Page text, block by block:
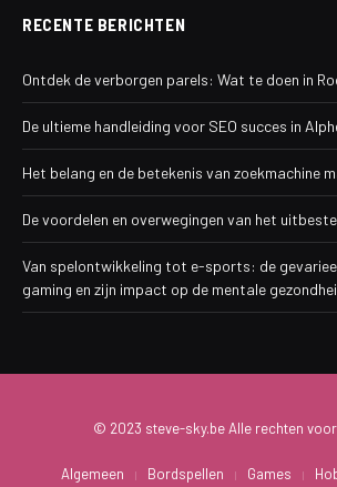
RECENTE BERICHTEN
Ontdek de verborgen parels: Wat te doen in
De ultieme handleiding voor SEO succes in
Het belang en de betekenis van zoekmachine
De voordelen en overwegingen van het
Van spelontwikkeling tot e-sports: de
gaming en zijn impact op de mentale
© 2023 steve-sky.be Alle rechten
Algemeen Bordspellen Games